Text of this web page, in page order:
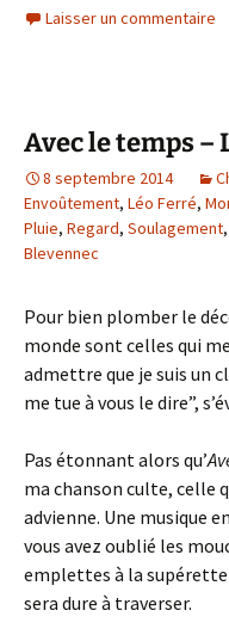
Laisser un commentaire
Avec le temps –
8 septembre 2014
Envoûtement, Léo Ferré,
Pluie, Regard, Soulagement,
Blevennec
Pour bien plomber le
monde sont celles qui
admettre que je suis un
me tue à vous le dire”,
Pas étonnant alors qu’
ma chanson culte, celle
advienne. Une musique
vous avez oublié les
emplettes à la
sera dure à traverser.